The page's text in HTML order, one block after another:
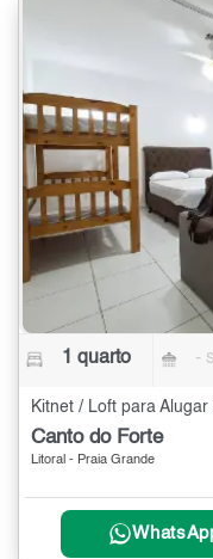
1 quarto -
Kitnet / Loft para
Canto do Forte
Litoral - Praia Grande